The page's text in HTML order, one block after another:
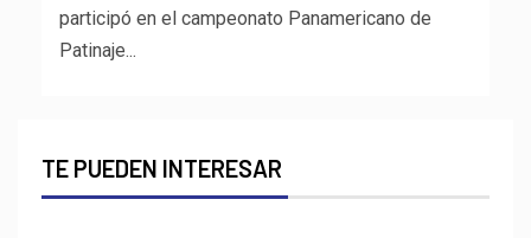
participó en el campeonato Panamericano de
Patinaje...
TE PUEDEN INTERESAR